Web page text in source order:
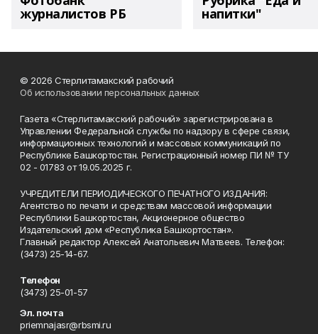
журналистов РБ напитки"
© 2026 Стерлитамакский рабочий
Об использовании персональных данных
Газета «Стерлитамакский рабочий» зарегистрирована в
Управлении Федеральной службы по надзору в сфере связи,
информационных технологий и массовых коммуникаций по
Республике Башкортостан. Регистрационный номер ПИ № ТУ
02 - 01783 от 19.05.2025 г.
УЧРЕДИТЕЛИ ПЕРИОДИЧЕСКОГО ПЕЧАТНОГО ИЗДАНИЯ:
Агентство по печати и средствам массовой информации
Республики Башкортостан, Акционерное общество
Издательский дом «Республика Башкортостан».
Главный редактор Алексей Анатольевич Матвеев. Телефон:
(3473) 25-14-67.
Телефон
(3473) 25-01-57
Эл. почта
priemnajasr@rbsmi.ru